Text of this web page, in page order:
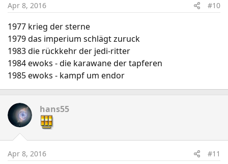
Apr 8, 2016 #10
1977 krieg der sterne
1979 das imperium schlägt zuruck
1983 die rückkehr der jedi-ritter
1984 ewoks - die karawane der tapferen
1985 ewoks - kampf um endor
hans55
Apr 8, 2016 #11